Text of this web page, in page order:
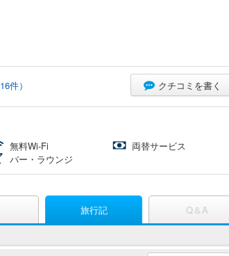
16件） クチコミを書く
無料Wi-Fi 両替サービス
バー・ラウンジ
旅行記 Q＆A